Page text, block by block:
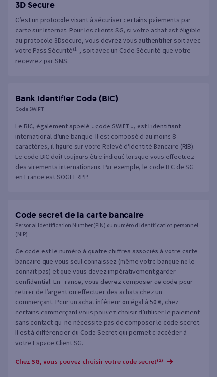
3D Secure
C’est un protocole visant à sécuriser certains paiements par
carte sur Internet. Pour les clients SG, si votre achat est éligible
au protocole 3Dsecure, vous devrez vous authentifier soit avec
votre Pass Sécurité(1) , soit avec un Code Sécurité que votre
recevrez par SMS.
Bank Identifier Code (BIC)
Code SWIFT
Le BIC, également appelé « code SWIFT », est l’identifiant
international d‘une banque. Il est composé d’au moins 8
caractères, il figure sur votre Relevé d'Identité Bancaire (RIB).
Le code BIC doit toujours être indiqué lorsque vous effectuez
des virements internationaux. Par exemple, le code BIC de SG
en France est SOGEFRPP.
Code secret de la carte bancaire
Personal Identification Number (PIN) ou numéro d'identification personnel
(NIP)
Ce code est le numéro à quatre chiffres associés à votre carte
bancaire que vous seul connaissez (même votre banque ne le
connaît pas) et que vous devez impérativement garder
confidentiel. En France, vous devrez composer ce code pour
retirer de l’argent ou effectuer des achats chez un
commerçant. Pour un achat inférieur ou égal à 50 €, chez
certains commerçant vous pouvez choisir d’utiliser le paiement
sans contact qui ne nécessite pas de composer le code secret.
Il est à différencier du Code Secret qui permet d’accéder à
votre Espace Client SG.
Chez SG, vous pouvez choisir votre code secret(2)